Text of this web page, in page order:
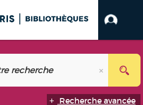
Recherche avancée